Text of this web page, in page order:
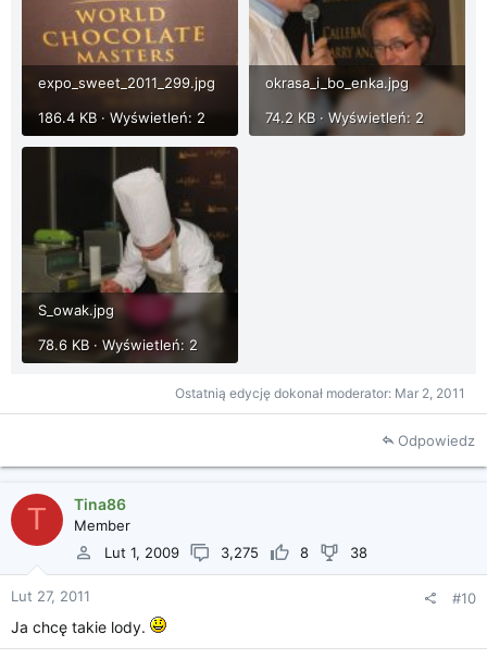
expo_sweet_2011_299.jpg
186.4 KB · Wyświetleń: 2
okrasa_i_bo_enka.jpg
74.2 KB · Wyświetleń: 2
S_owak.jpg
78.6 KB · Wyświetleń: 2
Ostatnią edycję dokonał moderator: Mar 2, 2011
Odpowiedz
T Tina86
Member
Lut 1, 2009
3,275 8 38
Lut 27, 2011 #10
Ja chcę takie lody.